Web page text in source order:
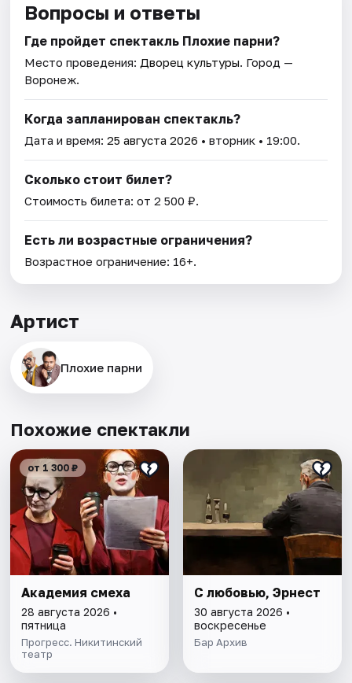
Вопросы и ответы
Где пройдет спектакль Плохие парни?
Место проведения: Дворец культуры. Город —
Воронеж.
Когда запланирован спектакль?
Дата и время:25 августа 2026 • вторник • 19:00.
Сколько стоит билет?
Стоимость билета: от 2 500 ₽.
Есть ли возрастные ограничения?
Возрастное ограничение: 16+.
Артист
Плохие парни
Похожие спектакли
от 1 300 ₽
Академия смеха
28 августа 2026 •
пятница
Прогресс. Никитинский
театр
С любовью, Эрнест
30 августа 2026 •
воскресенье
Бар Архив